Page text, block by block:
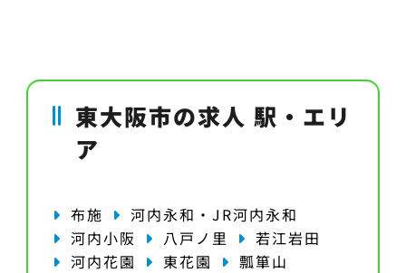
東大阪市の求人 駅・エリ
ア
布施
河内永和・JR河内永和
河内小阪
八戸ノ里
若江岩田
河内花園
東花園
瓢箪山